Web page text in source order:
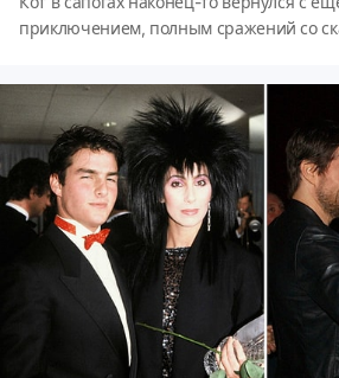
приключением, полным сражений со
через одиннадцать лет после выхода
который был выпущен в 2011 году, в
Бандерас озвучивал дико милого и
бандита.Продолжение «Кота в
анонсировано в июне 2014 года, но из-
DreamWorks тогдашний фильм «Кот в
жизней и 40 воров» был удалён из
спродюсированный Гильермо дель
«Кот в сапогах 2: Последнее
выйти в прокат. Поклонники франшизы
возвращения Кота. И если вы один из
мы), то это руководство предоставит